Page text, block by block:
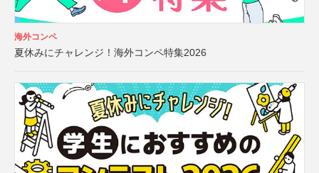
海外コンペ
夏休みにチャレンジ！海外コンペ特集2026